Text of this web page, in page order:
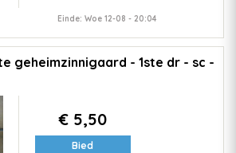
Einde: Woe 12-08 - 20:04
geheimzinnigaard - 1ste dr - sc -
€ 5,50
Bied